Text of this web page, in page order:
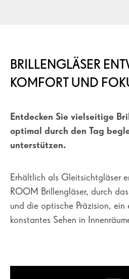
BRILLENGLÄSER
KOMFORT UND
Entdecken Sie vielseitige
optimal durch den Tag
unterstützen.
Erhältlich als Gleitsichtgläser
ROOM Brillengläser, durch
und die optische Präzision, ein
konstantes Sehen in